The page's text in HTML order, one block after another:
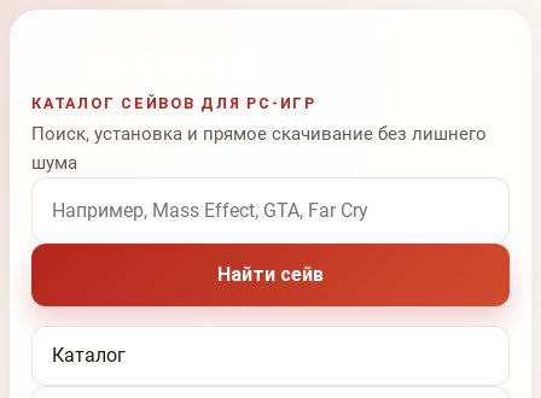
КАТАЛОГ СЕЙВОВ ДЛЯ PC-ИГР
Поиск, установка и прямое скачивание без лишнего
шума
Поиск по названию игры
Найти сейв
Каталог